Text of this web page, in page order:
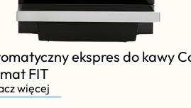
ekspres do kawy
FIT
więcej